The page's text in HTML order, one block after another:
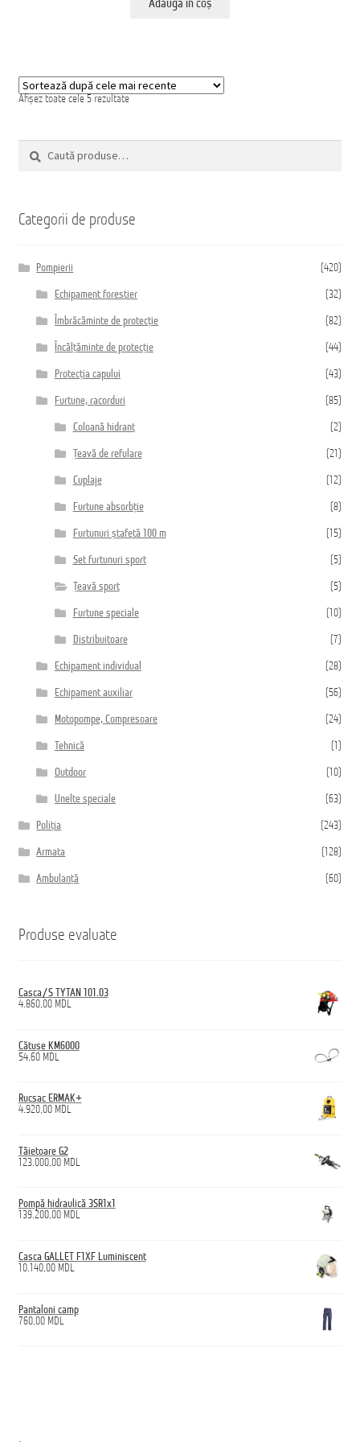
Adaugă în coș
Afișez toate cele 5 rezultateSortat
recente
Caută
după:
Caută
Categorii de produse
Pompierii (420)
Echipament forestier (32)
Îmbrăcăminte de protecție (82)
Încălțăminte de protecție (44)
Protecția capului (43)
Furtune, racorduri (85)
Coloană hidrant (2)
Țeavă de refulare (21)
Cuplaje (12)
Furtune absorbție (8)
Furtunuri ștafetă 100 m (15)
Set furtunuri sport (5)
Țeavă sport (5)
Furtune speciale (10)
Distribuitoare (7)
Echipament individual (28)
Echipament auxiliar (56)
Motopompe, Compresoare (24)
Tehnică (1)
Outdoor (10)
Unelte speciale (63)
Poliția (243)
Armata (128)
Ambulanță (60)
Produse evaluate
Casca/S TYTAN 101.03
4.860,00 MDL
Cătușe KM6000
54,60 MDL
Rucsac ERMAK+
4.920,00 MDL
Tăietoare G2
123.000,00 MDL
Pompă hidraulică 3SR1x1
139.200,00 MDL
Casca GALLET F1XF Luminiscent
10.140,00 MDL
Pantaloni camp
760,00 MDL